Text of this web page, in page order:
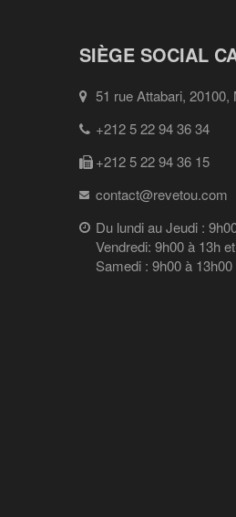
SIÈGE SOCIAL
51 rue Attabari, 20100,
+212 5 22 94 36 34
+212 5 22 94 36 15
contact@revetou.com
Du lundi au Jeudi :
Vendredi: 9h00 à 13h
Samedi : 9h00 à 13h00